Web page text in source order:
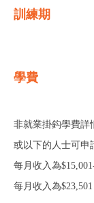
訓練期
學費
非就業掛鈎學費詳
或以下的人士可申
每月收入為
每月收入為